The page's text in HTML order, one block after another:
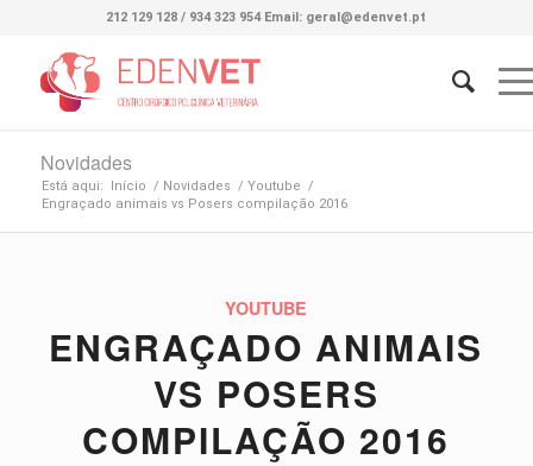
212 129 128 / 934 323 954 Email: geral@edenvet.pt
Novidades
Está aqui: Início / Novidades / Youtube /
Engraçado animais vs Posers compilação 2016
YOUTUBE
ENGRAÇADO ANIMAIS
VS POSERS
COMPILAÇÃO 2016